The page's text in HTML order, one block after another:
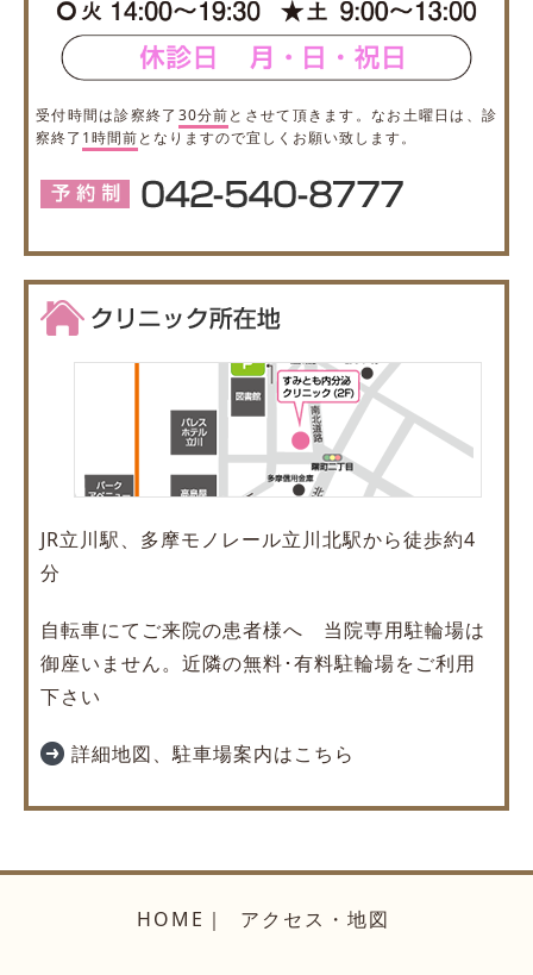
受付時間は診察終了 30分前とさせて頂きます。なお土曜日は、診
察終了 1時間前となりますので宜しくお願い致します。
JR立川駅、多摩モノレール立川北駅から徒歩約4
分
自転車にてご来院の患者様へ 当院専用駐輪場は
御座いません。近隣の無料･有料駐輪場をご利用
下さい
詳細地図、駐車場案内はこちら
HOME アクセス・地図